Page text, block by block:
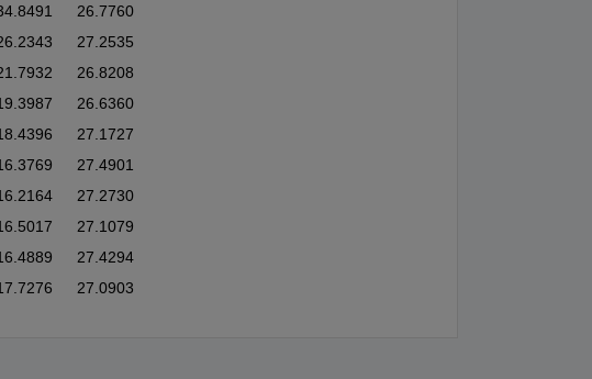
26.7760
27.2535
26.8208
26.6360
27.1727
27.4901
27.2730
27.1079
27.4294
27.0903